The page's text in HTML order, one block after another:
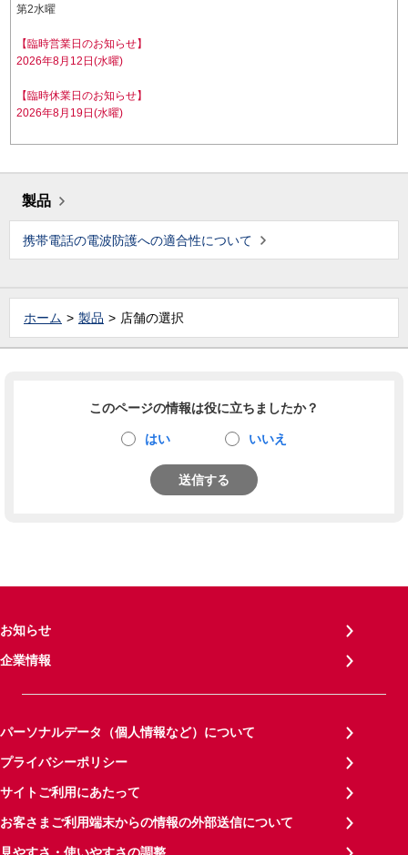
第2水曜
【臨時営業日のお知らせ】
2026年8月12日(水曜)
【臨時休業日のお知らせ】
2026年8月19日(水曜)
製品
携帯電話の電波防護への適合性について
ホーム 製品 店舗の選択
このページの情報は役に立ちましたか？
はい いいえ
送信する
お知らせ
企業情報
パーソナルデータ（個人情報など）について
プライバシーポリシー
サイトご利用にあたって
お客さまご利用端末からの情報の外部送信について